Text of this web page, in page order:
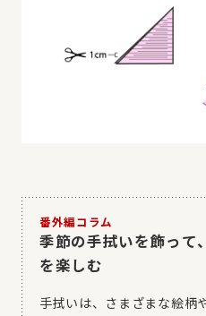
番外編コラム
季節の手拭いを飾って
を楽しむ
手拭いは、さまざまな絵柄